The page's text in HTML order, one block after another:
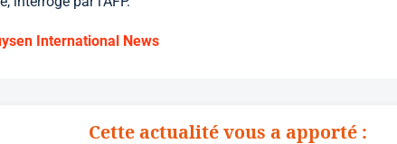
International News
Cette actualité vous a apporté :